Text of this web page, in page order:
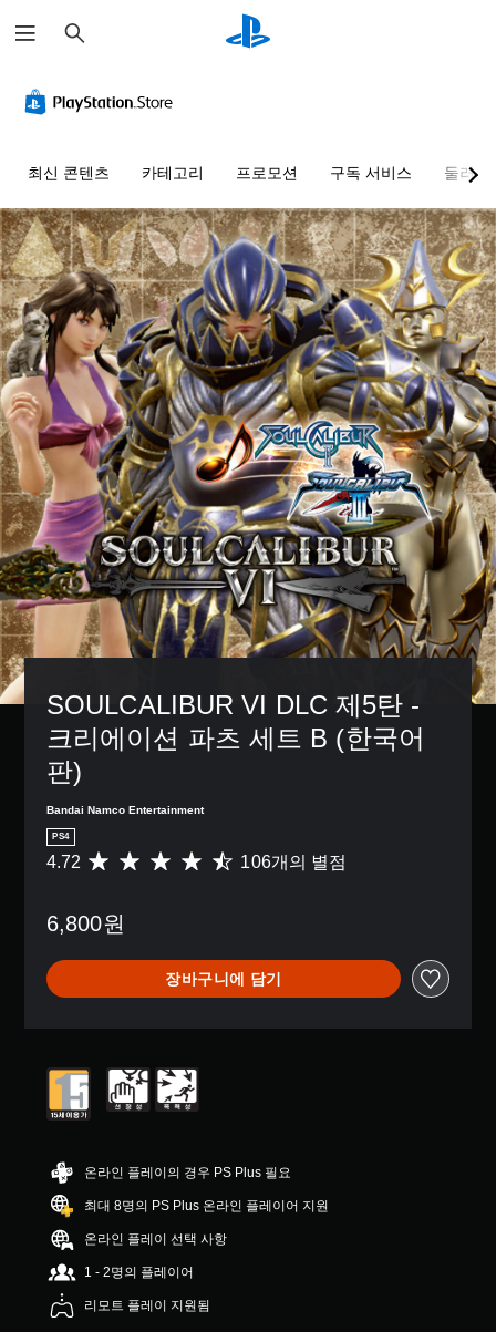
색
최신 콘텐츠 카테고리 프로모션 구독 서비스 둘러보
SOULCALIBUR VI DLC 제5탄 -
크리에이션 파츠 세트 B (한국어
판)
Bandai Namco Entertainment
PS4
총
6
점
으
로
개
중
균
4
2
개
별
4.72 106개의 별점
6,800원
장바구니에 담기
온라인 플레이의 경우 PS Plus 필요
최대 8명의 PS Plus 온라인 플레이어 지원
온라인 플레이 선택 사항
1 - 2명의 플레이어
리모트 플레이 지원됨